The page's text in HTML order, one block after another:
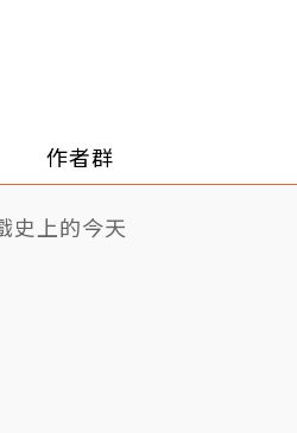
作者群
史上的今天